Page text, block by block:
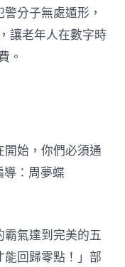
分子無處遁形，
讓老年人在數字時
。
開始，你們必須通
：周夢蝶
霸氣達到完美的五
能回歸零點！」部